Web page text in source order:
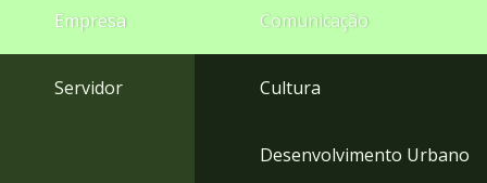
Empresa
Servidor
Comunicação
Cultura
Desenvolvimento Urbano